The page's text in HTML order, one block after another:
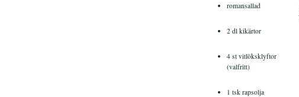
romansallad
2 dl kikärtor
4 st vitlöksklyftor
(valfritt)
1 tsk rapsolja